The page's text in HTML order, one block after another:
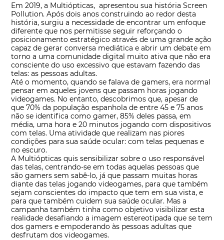
Em 2019, a Multiópticas, apresentou sua história Screen
Pollution. Após dois anos construindo ao redor desta
história, surgiu a necessidade de encontrar um enfoque
diferente que nos permitisse seguir reforçando o
posicionamento estratégico através de uma grande ação
capaz de gerar conversa mediática e abrir um debate em
torno a uma comunidade digital muito ativa que não era
consciente do uso excessivo que estavam fazendo das
telas: as pessoas adultas.
Até o momento, quando se falava de gamers, era normal
pensar em aqueles jovens que passam horas jogando
videogames. No entanto, descobrimos que, apesar de
que 70% da população espanhola de entre 45 e 75 anos
não se identifica como gamer, 85% deles passa, em
média, uma hora e 20 minutos jogando com dispositivos
com telas. Uma atividade que realizam nas piores
condições para sua saúde ocular: com telas pequenas e
no escuro.
A Multiópticas quis sensibilizar sobre o uso responsável
das telas, centrando-se em todas aquelas pessoas que
são gamers sem sabê-lo, já que passam muitas horas
diante das telas jogando videogames, para que também
sejam conscientes do impacto que tem em sua vista, e
para que também cuidem sua saúde ocular. Mas a
campanha também tinha como objetivo visibilizar esta
realidade desafiando a imagem estereotipada que se tem
dos gamers e empoderando às pessoas adultas que
desfrutam dos videogames.